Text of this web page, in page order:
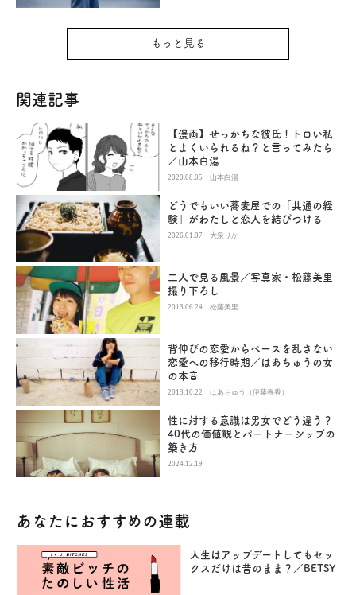
もっと見る
関連記事
【漫画】せっかちな彼氏！トロい私
とよくいられるね？と言ってみたら
／山本白湯
2020.08.05 |山本白湯
どうでもいい蕎麦屋での「共通の経
験」がわたしと恋人を結びつける
2026.01.07 |大泉りか
二人で見る風景／写真家・松藤美里
撮り下ろし
2013.06.24 |松藤美里
背伸びの恋愛からペースを乱さない
恋愛への移行時期／はあちゅうの女
の本音
2013.10.22 |はあちゅう（伊藤春香）
性に対する意識は男女でどう違う？
40代の価値観とパートナーシップの
築き方
2024.12.19
あなたにおすすめの連載
人生はアップデートしてもセッ
クスだけは昔のまま？／BETSY